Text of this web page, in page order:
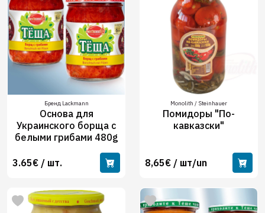
Бренд Lackmann
Основа для
Украинского борща с
белыми грибами 480g
3.65€ / шт.
Monolith / Steinhauer
Помидоры "По-
кавказски"
8,65€ / шт/un